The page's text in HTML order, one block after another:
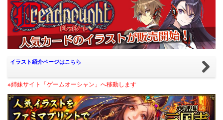
イラスト紹介ページはこちら
※姉妹サイト「ゲームオーシャン」へ移動します